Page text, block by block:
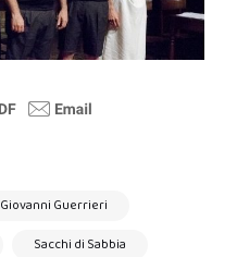
Giovanni Guerrieri
Sacchi di Sabbia